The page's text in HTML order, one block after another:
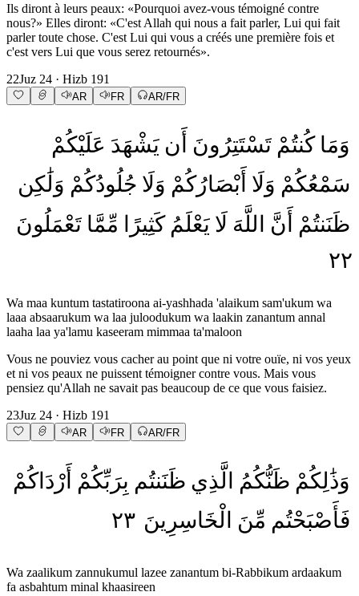
Ils diront à leurs peaux: «Pourquoi avez-vous témoigné contre
nous?» Elles diront: «C'est Allah qui nous a fait parler, Lui qui fait
parler toute chose. C'est Lui qui vous a créés une première fois et
c'est vers Lui que vous serez retournés».
22Juz 24 · Hizb 191
AR FR AR/FR
وَمَا كُنتُمْ تَسْتَتِرُونَ أَن يَشْهَدَ عَلَيْكُمْ
سَمْعُكُمْ وَلَا أَبْصَارُكُمْ وَلَا جُلُودُكُمْ وَلَٰكِن
ظَنَنتُمْ
أَنَّ اللَّهَ لَا يَعْلَمُ كَثِيرًا مِّمَّا تَعْمَلُونَ
٢٢
Wa maa kuntum tastatiroona ai-yashhada 'alaikum sam'ukum wa
laaa absaarukum wa laa juloodukum wa laakin zanantum annal
laaha laa ya'lamu kaseeram mimmaa ta'maloon
Vous ne pouviez vous cacher au point que ni votre ouïe, ni vos yeux
et ni vos peaux ne puissent témoigner contre vous. Mais vous
pensiez qu'Allah ne savait pas beaucoup de ce que vous faisiez.
23Juz 24 · Hizb 191
AR FR AR/FR
وَذَٰلِكُمْ ظَنُّكُمُ الَّذِي ظَنَنتُم بِرَبِّكُمْ أَرْدَاكُمْ
فَأَصْبَحْتُم مِّنَ الْخَاسِرِينَ ٢٣
Wa zaalikum zannukumul lazee zanantum bi-Rabbikum ardaakum
fa asbahtum minal khaasireen